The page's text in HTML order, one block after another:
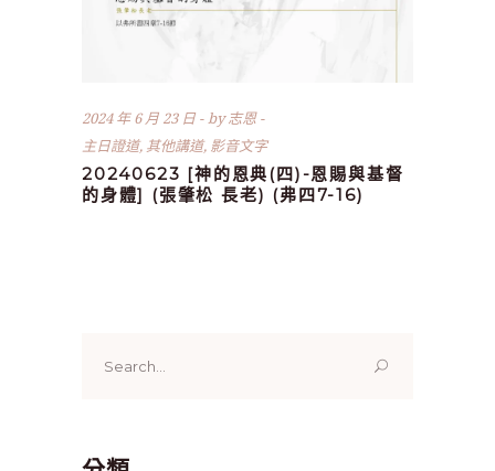
2024 年 6 月 23 日 by志恩
主日證道, 其他講道, 影音文字
20240623 [神的恩典(四)-恩賜與基督
的身體] (張肇松 長老) (弗四7-16)
for: